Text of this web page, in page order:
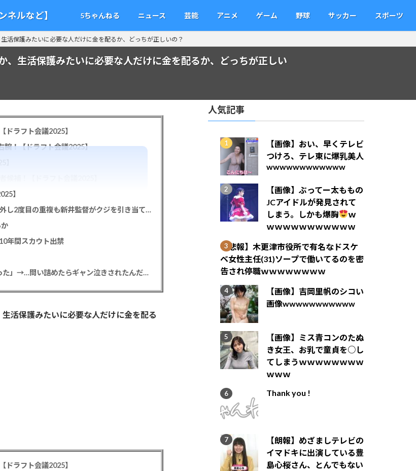
ネルなど】 5ちゃんねる ニュース 芸能 アニメ ゲーム 野球 サッカー スポーツ
活保護みたいに必要な人だけに金を配るか、どっちが正しいの？
、生活保護みたいに必要な人だけに金を配るか、どっちが正しい
ドラフト会議2025】
腕！【ドラフト会議2025】
】
】
カープドラ1平川蓮！187cmのスイッチヒッター！立石正広を外し2度目の重複も新井監督がクジを引き当てる！【ドラフト会議2025】
年間スカウト出禁
【悲報】彼女「ごめん！俺くんの貯金、情報商材に使っちゃった」→…問い詰めたらギャン泣きされたんだが俺が悪いのか？
活保護みたいに必要な人だけに金を配る
ドラフト会議2025】
人気記事
【画像】おい、早くテレビ
つけろ、テレ東に爆乳美人
wwwwwwwwwwww
【画像】ぶってー太ももの
JCアイドルが発見されて
しまう。しかも爆胸
ｗ
ｗｗｗｗｗｗｗｗｗｗｗ
【悲報】木更津市役所で有名なドスケ
ベ女性主任(31)ソープで働いてるのを密
告され停職ｗｗｗｗｗｗｗｗ
【画像】吉岡里帆のシコい
画像wwwwwwwwwww
【画像】ミス青コンのたぬ
き女王、お乳で童貞を○し
てしまうｗｗｗｗｗｗｗｗ
ｗｗｗ
Thank you !
【朗報】めざましテレビの
イマドキに出演している豊
島心桜さん、とんでもない